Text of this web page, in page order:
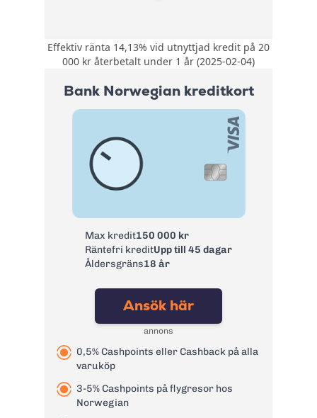
Försäkring:
Kompletterande
reseförsäkring med
avbeställningskydd.
allriskförsäkring,
prisgaranti och
förlängt garanti.
Årsavgift:
0 kr första året
därefter 195 kr/år.
Ränta:
14,25%
Effektiv ränta:
14,13%
Kontantuttag i
bankomat:
Kontantuttag i
3 %, lägst 45 kr
pappersfaktura:
29 kr
Valutapåslag:
valutakursen
Påminnelseavgift:
Effektiv ränta 14,13% vid utnyttjad kredit på 20
000 kr återbetalt under 1 år (2025-02-04)
Bank Norwegian kreditkort
Max kredit150 000 kr
Räntefri kreditUpp till 45 dagar
Åldersgräns18 år
Ansök här
annons
0,5% Cashpoints eller Cashback på alla
varuköp
3-5% Cashpoints på flygresor hos
Norwegian